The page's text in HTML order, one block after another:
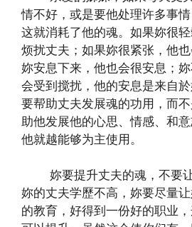
情不好，或是要他处理许多事情
这就消耗了他的魂。如果妳很
烦扰丈夫；如果妳很紧张，他也
妳安息下来，他也会很安息；
会受到搅扰，他的安息是来自
要帮助丈夫发展魂的功用，而
助他发展他的心思、情感、和
他就越能够为主使用。
妳要提升丈夫的魂，不要让
妳的丈夫学歷不高，妳要尽量
的教育，好得到一份好的职业